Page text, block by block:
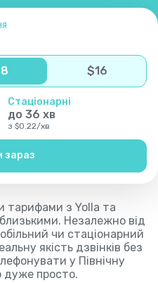
8 $16
Стаціонарні
до 36 хв
з $0.22/хв
зараз
тарифами з Yolla та
Незалежно від
чи стаціонарний
якість дзвінків без
у Північну
дуже просто.